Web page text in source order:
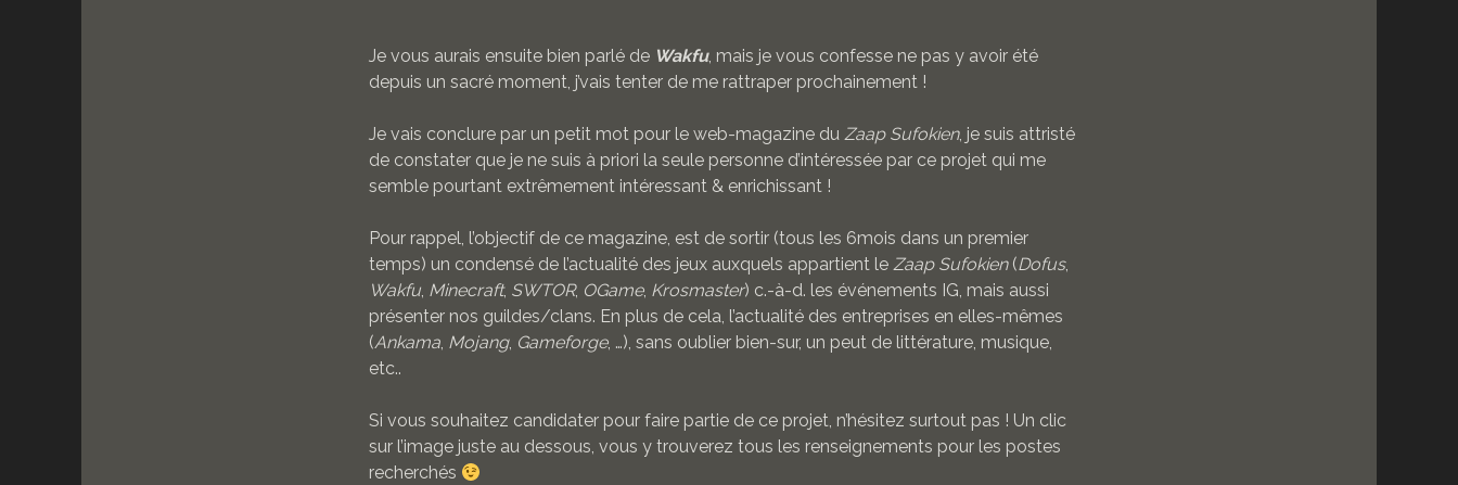
Je vous aurais ensuite bien parlé de Wakfu, mais je vous confesse ne pas y avoir été
depuis un sacré moment, j’vais tenter de me rattraper prochainement !
Je vais conclure par un petit mot pour le web-magazine duZaap Sufokien, je suis attristé
de constater que je ne suis à priori la seule personne d’intéressée par ce projet qui me
semble pourtant extrêmement intéressant & enrichissant !
Pour rappel, l’objectif de ce magazine, est de sortir (tous les 6mois dans un premier
temps) un condensé de l’actualité des jeux auxquels appartient leZaap Sufokien(Dofus,
Wakfu, Minecraft, SWTOR, OGame, Krosmaster) c.-à-d. les événements IG, mais aussi
présenter nos guildes/clans. En plus de cela, l’actualité des entreprises en elles-mêmes
(Ankama, Mojang, Gameforge, …), sans oublier bien-sur, un peut de littérature, musique,
etc..
Si vous souhaitez candidater pour faire partie de ce projet, n’hésitez surtout pas ! Un clic
sur l’image juste au dessous, vous y trouverez tous les renseignements pour les postes
recherchés